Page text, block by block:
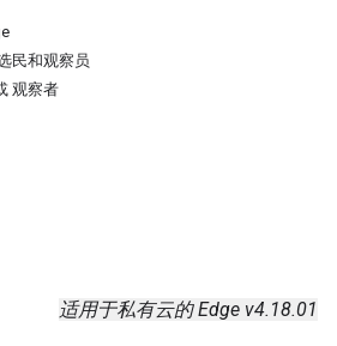
民和观察员
观察者
适用于私有云的 Edge v4.18.01